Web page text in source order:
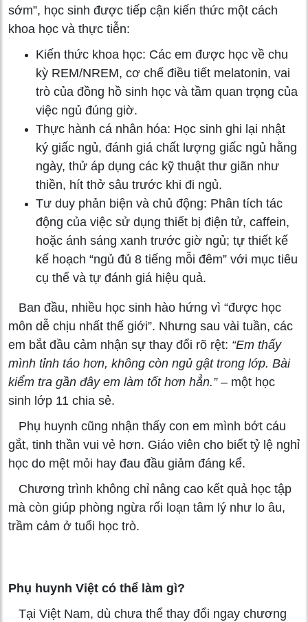
sớm”, học sinh được tiếp cận kiến thức một cách
khoa học và thực tiễn:
Kiến thức khoa học: Các em được học về chu
kỳ REM/NREM, cơ chế điều tiết melatonin, vai
trò của đồng hồ sinh học và tầm quan trọng của
việc ngủ đúng giờ.
Thực hành cá nhân hóa: Học sinh ghi lại nhật
ký giấc ngủ, đánh giá chất lượng giấc ngủ hằng
ngày, thử áp dụng các kỹ thuật thư giãn như
thiền, hít thở sâu trước khi đi ngủ.
Tư duy phản biện và chủ động: Phân tích tác
động của việc sử dụng thiết bị điện tử, caffein,
hoặc ánh sáng xanh trước giờ ngủ; tự thiết kế
kế hoạch “ngủ đủ 8 tiếng mỗi đêm” với mục tiêu
cụ thể và tự đánh giá hiệu quả.
Ban đầu, nhiều học sinh hào hứng vì “được học
môn dễ chịu nhất thế giới”. Nhưng sau vài tuần, các
em bắt đầu cảm nhận sự thay đổi rõ rệt: “Em thấy
mình tỉnh táo hơn, không còn ngủ gật trong lớp. Bài
kiểm tra gần đây em làm tốt hơn hẳn.”– một học
sinh lớp 11 chia sẻ.
Phụ huynh cũng nhận thấy con em mình bớt cáu
gắt, tinh thần vui vẻ hơn. Giáo viên cho biết tỷ lệ nghỉ
học do mệt mỏi hay đau đầu giảm đáng kể.
Chương trình không chỉ nâng cao kết quả học tập
mà còn giúp phòng ngừa rối loạn tâm lý như lo âu,
trầm cảm ở tuổi học trò.
Phụ huynh Việt có thể làm gì?
Tại Việt Nam, dù chưa thể thay đổi ngay chương